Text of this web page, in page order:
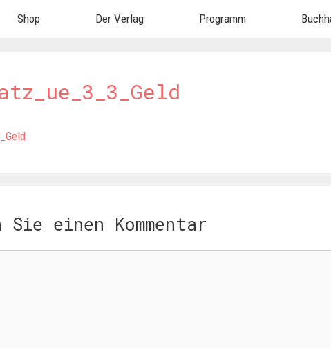
Shop Der Verlag Programm
Sie einen Kommentar